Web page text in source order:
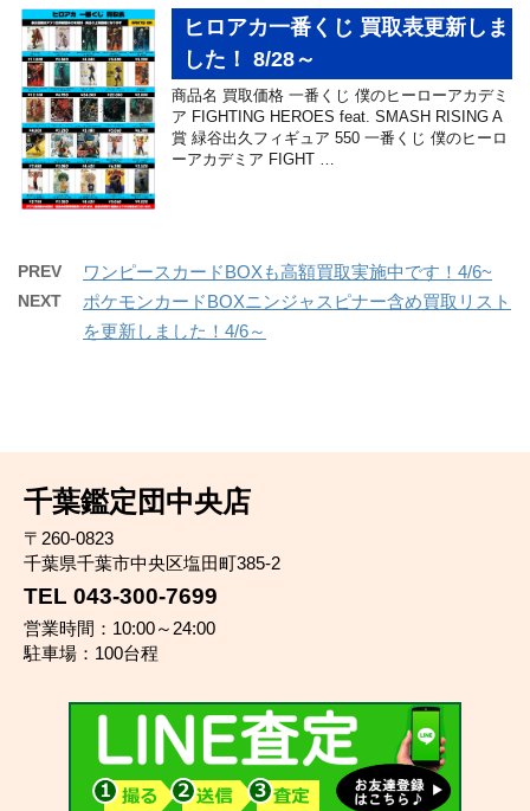
ヒロアカ一番くじ 買取表更新しま
した！ 8/28～
商品名 買取価格 一番くじ 僕のヒーローアカデミ
ア FIGHTING HEROES feat. SMASH RISING A
賞 緑谷出久フィギュア 550 一番くじ 僕のヒーロ
ーアカデミア FIGHT …
PREV ワンピースカードBOXも高額買取実施中です！4/6~
NEXT
ポケモンカードBOXニンジャスピナー含め買取リスト
を更新しました！4/6～
千葉鑑定団中央店
〒260-0823
千葉県千葉市中央区塩田町385-2
TEL 043-300-7699
営業時間：10:00～24:00
駐車場：100台程